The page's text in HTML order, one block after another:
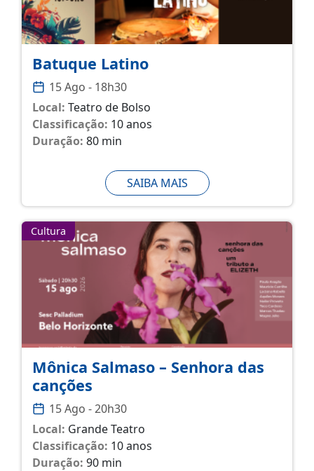
Batuque Latino
15 Ago - 18h30
Local: Teatro de Bolso
Classificação: 10 anos
Duração: 80 min
SAIBA MAIS
Cultura
Mônica Salmaso – Senhora das
canções
15 Ago - 20h30
Local: Grande Teatro
Classificação: 10 anos
Duração: 90 min